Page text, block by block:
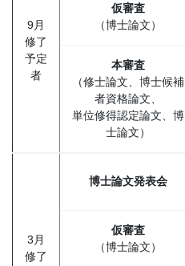
9月
修了
予定
者
仮審査
（博士論文）
本審査
（修士論文、博士候補
者資格論文、
単位修得認定論文、博
士論文）
3月
修了
博士論文発表会
仮審査
（博士論文）